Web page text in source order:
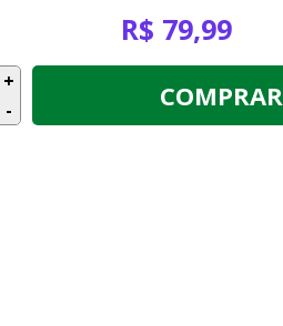
R$ 79,99
+
-
COMPRAR